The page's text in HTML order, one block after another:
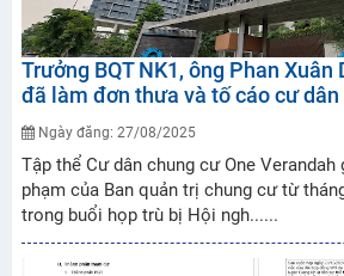
Trưởng BQT NK1, ông Phan Xuân
đã làm đơn thưa và tố cáo cư dân
Ngày đăng: 27/08/2025
Tập thể Cư dân chung cư One
phạm của Ban quản trị chung cư từ
trong buổi họp trù bị Hội ngh......